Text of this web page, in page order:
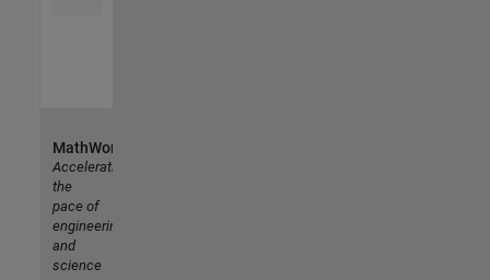
MathWorks
Accelerating
the
pace of
engineering
and
science